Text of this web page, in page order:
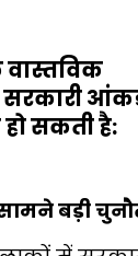
सकती है:
बड़ी